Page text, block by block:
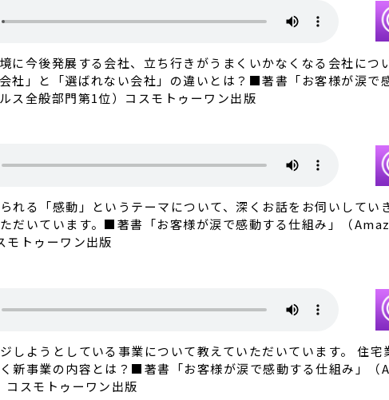
に今後発展する会社、立ち行きがうまくいかなくなる会社につ
社」と「選ばれない会社」の違いとは？■著書「お客様が涙
ス全般部門第1位）コスモトゥーワン出版
れる「感動」というテーマについて、深くお話をお伺いしてい
だいています。■著書「お客様が涙で感動する仕組み」（
モトゥーワン出版
しようとしている事業について教えていただいています。 住宅
新事業の内容とは？■著書「お客様が涙で感動する仕組み」
コスモトゥーワン出版